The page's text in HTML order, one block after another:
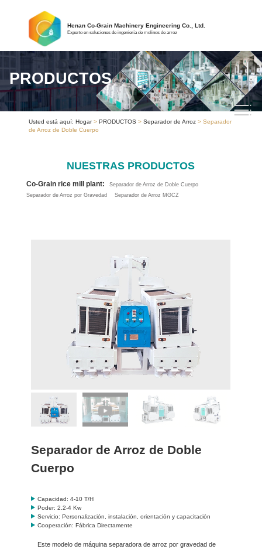
Henan Co-Grain Machinery Engineering Co., Ltd.
Experto en soluciones de ingeniería de molinos de arroz
PRODUCTOS
Usted está aquí: Hogar>PRODUCTOS >Separador de Arroz > Separador
de Arroz de Doble Cuerpo
NUESTRAS PRODUCTOS
Co-Grain rice mill plant:
Separador de Arroz de Doble Cuerpo
Separador de Arroz por Gravedad
Separador de Arroz MGCZ
Separador de Arroz de Doble
Cuerpo
Capacidad: 4-10 T/H
Poder: 2.2-4 Kw
Servicio: Personalización, instalación, orientación y capacitación
Cooperación: Fábrica Directamente
Este modelo de máquina separadora de arroz por gravedad de